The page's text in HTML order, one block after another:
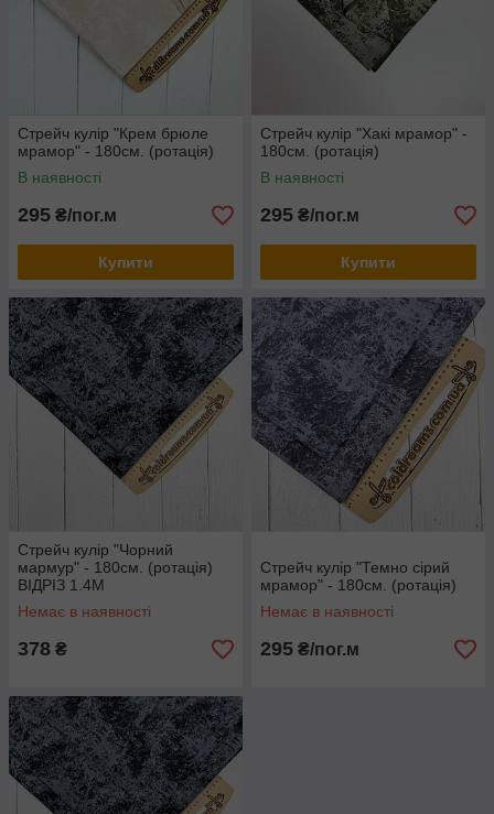
Стрейч кулір "Крем брюле
мрамор" - 180см. (ротація)
В наявності
295 ₴/пог.м
Купити
Стрейч кулір "Хакі мрамор" -
180см. (ротація)
В наявності
295 ₴/пог.м
Купити
Стрейч кулір "Чорний
мармур" - 180см. (ротація)
ВІДРІЗ 1.4М
Немає в наявності
378 ₴
Стрейч кулір "Темно сірий
мрамор" - 180см. (ротація)
Немає в наявності
295 ₴/пог.м